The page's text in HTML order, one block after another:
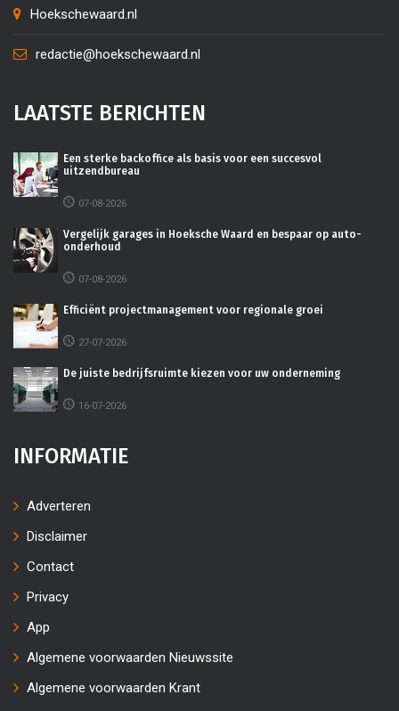
Hoekschewaard.nl
redactie@hoekschewaard.nl
LAATSTE BERICHTEN
Een sterke backoffice als basis voor een succesvol
uitzendbureau
07-08-2026
Vergelijk garages in Hoeksche Waard en bespaar op auto-
onderhoud
07-08-2026
Efficiënt projectmanagement voor regionale groei
27-07-2026
De juiste bedrijfsruimte kiezen voor uw onderneming
16-07-2026
INFORMATIE
Adverteren
Disclaimer
Contact
Privacy
App
Algemene voorwaarden Nieuwssite
Algemene voorwaarden Krant